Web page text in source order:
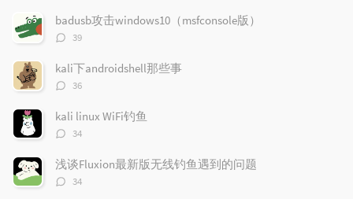
文
章
评
badusb攻击windows10（msfconsole版）
评
数：
39
kali下androidshell那些事
评
数：
36
kali linux WiFi钓鱼
评
数：
34
浅谈Fluxion最新版无线钓鱼遇到的问题
评
34